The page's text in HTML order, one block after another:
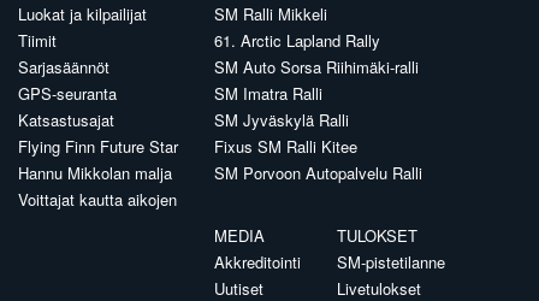
Luokat ja kilpailijat
Tiimit
Sarjasäännöt
GPS-seuranta
Katsastusajat
Flying Finn Future Star
Hannu Mikkolan malja
Voittajat kautta aikojen
SM Ralli Mikkeli
61. Arctic Lapland Rally
SM Auto Sorsa Riihimäki-ralli
SM Imatra Ralli
SM Jyväskylä Ralli
Fixus SM Ralli Kitee
SM Porvoon Autopalvelu Ralli
MEDIA
Akkreditointi
Uutiset
TULOKSET
SM-pistetilanne
Livetulokset